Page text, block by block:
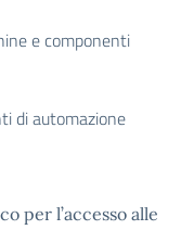
e componenti
di automazione
per l’accesso alle